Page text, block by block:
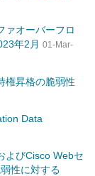
ァオーバーフロ
年2月 01-Mar-
権昇格の脆弱性
Data
よびCisco Webセ
性に対する